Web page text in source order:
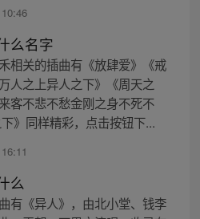
么名字
相关的插曲有《放肆爱》《戒
人之上异人之下》《周天之
客不悲不愁金刚之身不死不
》同样精彩，点击按钮下...
么
有《异人》，由北小堂、钱李